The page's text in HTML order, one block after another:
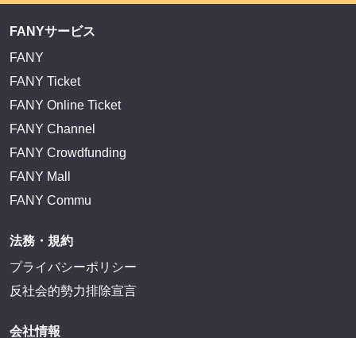
FANYサービス
FANY
FANY Ticket
FANY Online Ticket
FANY Channel
FANY Crowdfunding
FANY Mall
FANY Commu
法務・規約
プライバシーポリシー
反社会的勢力排除宣言
会社情報